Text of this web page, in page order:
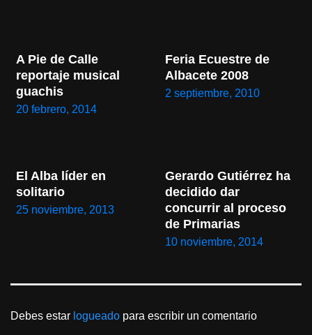
A Pie de Calle
reportaje musical
guachis
20 febrero, 2014
Feria Ecuestre de
Albacete 2008
2 septiembre, 2010
El Alba líder en
solitario
25 noviembre, 2013
Gerardo Gutiérrez ha
decidido dar
concurrir al proceso
de Primarias
10 noviembre, 2014
Debes estar logueado para escribir un comentario